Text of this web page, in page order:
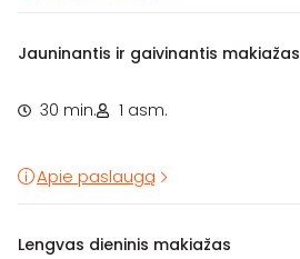
Jauninantis ir gaivinantis makiažas
30 min. 1 asm.
Apie paslaugą
Lengvas dieninis makiažas